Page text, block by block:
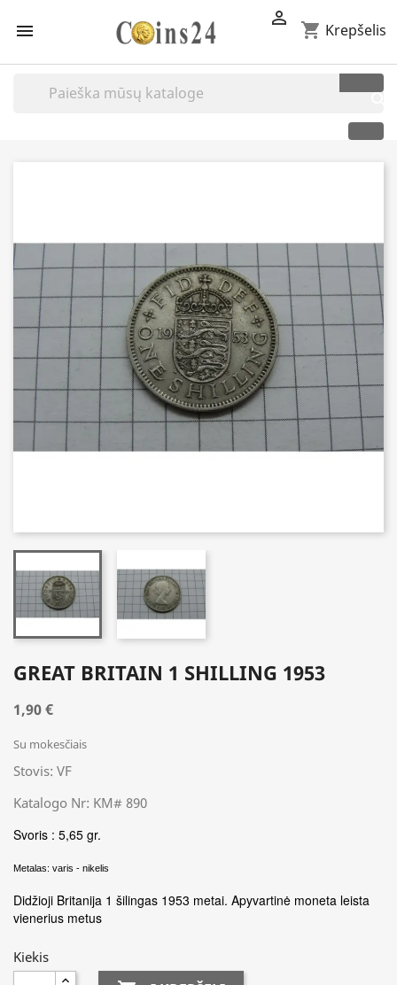
 shopping_cart Krepšelis

GREAT BRITAIN 1 SHILLING 1953
1,90 €
Su mokesčiais
Stovis: VF
Katalogo Nr: KM# 890
Svoris : 5,65 gr.
Metalas: varis - nikelis
Didžioji Britanija 1 šilingas 1953 metai. Apyvartinė moneta leista
vienerius metus
Kiekis